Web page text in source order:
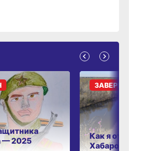
— 2025
Как я отдыхаю в
Хабаровском
ЗАВЕРШЁН